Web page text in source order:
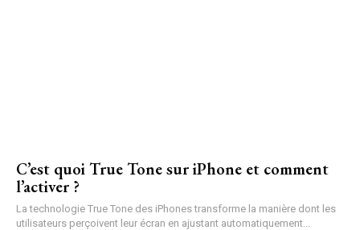
C’est quoi True Tone sur iPhone et comment
l’activer ?
La technologie True Tone des iPhones transforme la manière dont les
utilisateurs perçoivent leur écran en ajustant automatiquement...